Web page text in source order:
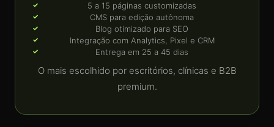
5 a 15 páginas customizadas
CMS para edição autônoma
Blog otimizado para SEO
Integração com Analytics, Pixel e CRM
Entrega em 25 a 45 dias
O mais escolhido por escritórios, clínicas e B2B
premium.